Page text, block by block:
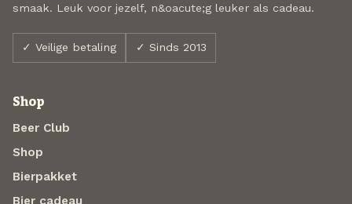
smaak. Leuk voor jezelf, n&oacute;g leuker als cadeau.
✓ Veilige betaling ✓ Sinds 2013
Shop
Beer Club
Shop
Bierpakket
Bier cadeau